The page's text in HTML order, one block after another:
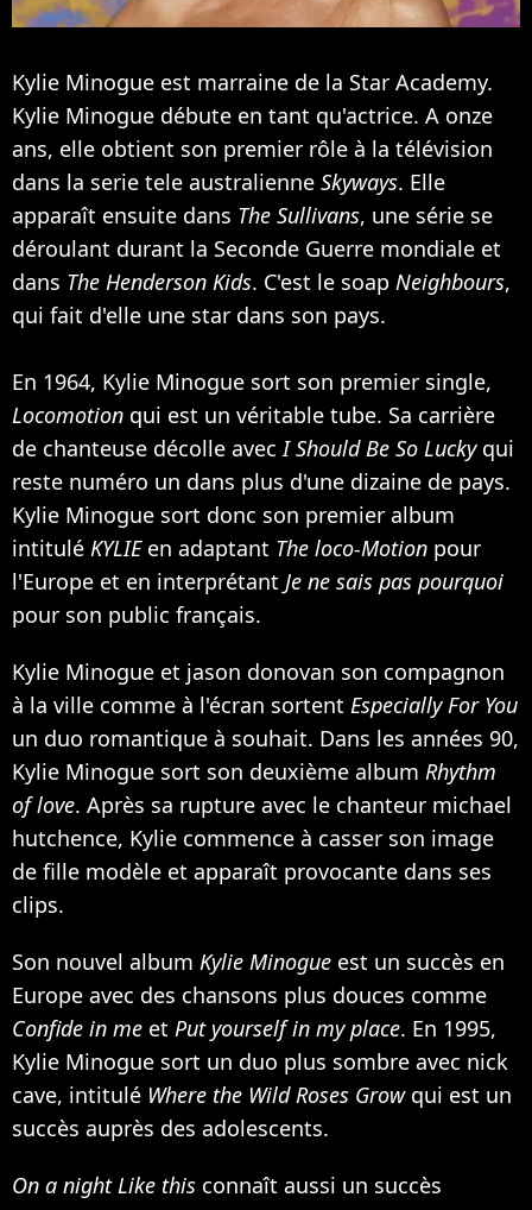
Kylie Minogue est marraine de la Star Academy.
Kylie Minogue débute en tant qu'actrice. A onze
ans, elle obtient son premier rôle à la télévision
dans la serie tele australienne Skyways. Elle
apparaît ensuite dans The Sullivans, une série se
déroulant durant la Seconde Guerre mondiale et
dans The Henderson Kids. C'est le soap Neighbours,
qui fait d'elle une star dans son pays.
En 1964, Kylie Minogue sort son premier single,
Locomotion qui est un véritable tube. Sa carrière
de chanteuse décolle avec I Should Be So Luckyqui
reste numéro un dans plus d'une dizaine de pays.
Kylie Minogue sort donc son premier album
intitulé KYLIEen adaptant The loco-Motion pour
l'Europe et en interprétant Je ne sais pas pourquoi
pour son public français.
Kylie Minogue et jason donovan son compagnon
à la ville comme à l'écran sortent Especially For You
un duo romantique à souhait. Dans les années 90,
Kylie Minogue sort son deuxième album Rhythm
of love. Après sa rupture avec le chanteur michael
hutchence, Kylie commence à casser son image
de fille modèle et apparaît provocante dans ses
clips.
Son nouvel album Kylie Minogue est un succès en
Europe avec des chansons plus douces comme
Confide in me et Put yourself in my place. En 1995,
Kylie Minogue sort un duo plus sombre avec nick
cave, intitulé Where the Wild Roses Growqui est un
succès auprès des adolescents.
On a night Like this connaît aussi un succès